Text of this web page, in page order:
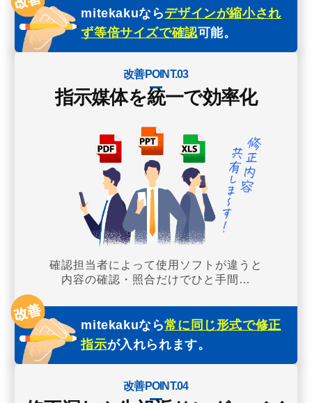
mitekakuならデザインが縮小され
ず等倍サイズで確認可能。
改善POINT.03
指示媒体を統一で効率化
確認担当者によって使用ソフトが違うと
内容の確認・照合だけでひと手間…
mitekakuなら常に同じ形式で修正
指示が入れられます。
改善POINT.04